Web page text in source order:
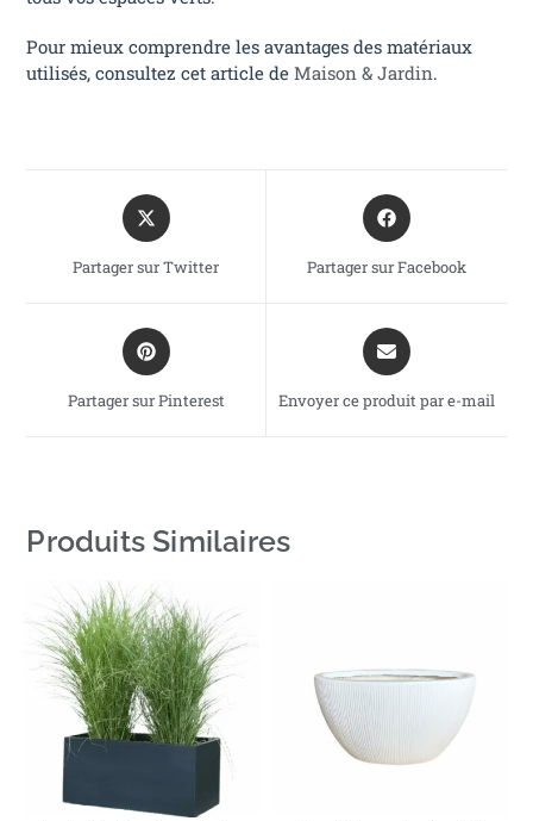
Pour mieux comprendre les avantages des matériaux
utilisés, consultez cet article deMaison & Jardin.
Partager sur Twitter Partager sur Facebook
Partager sur Pinterest Envoyer ce produit par e-mail
Produits Similaires